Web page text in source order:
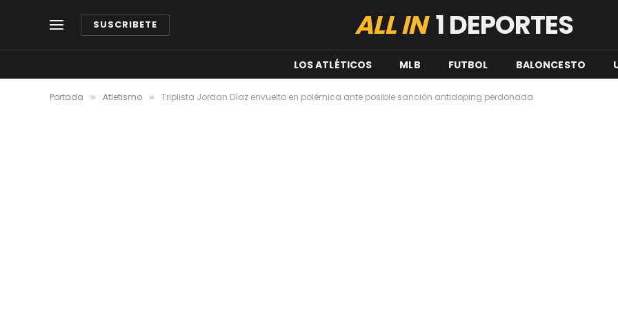
SUSCRIBETE ALL IN1 DEPORTES
LOS ATLÉTICOS MLB FUTBOL BALONCESTO
Portada » Atletismo » Triplista Jordan Díaz envuelto en polémica ante posible sanción antidoping perdonada